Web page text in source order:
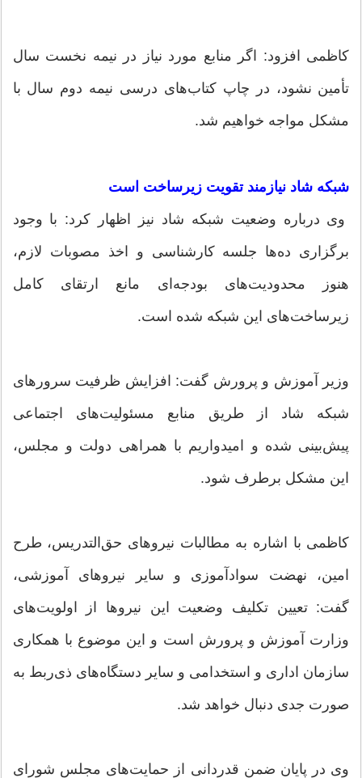
کاظمی افزود: اگر منابع مورد نیاز در نیمه نخست سال
تأمین نشود، در چاپ کتاب‌های درسی نیمه دوم سال با
مشکل مواجه خواهیم شد.
شبکه شاد نیازمند تقویت زیرساخت است
وی درباره وضعیت شبکه شاد نیز اظهار کرد: با وجود
برگزاری ده‌ها جلسه کارشناسی و اخذ مصوبات لازم،
هنوز محدودیت‌های بودجه‌ای مانع ارتقای کامل
زیرساخت‌های این شبکه شده است.
وزیر آموزش و پرورش گفت: افزایش ظرفیت سرورهای
شبکه شاد از طریق منابع مسئولیت‌های اجتماعی
پیش‌بینی شده و امیدواریم با همراهی دولت و مجلس،
این مشکل برطرف شود.
کاظمی با اشاره به مطالبات نیروهای حق‌التدریس، طرح
امین، نهضت سوادآموزی و سایر نیروهای آموزشی،
گفت: تعیین تکلیف وضعیت این نیروها از اولویت‌های
وزارت آموزش و پرورش است و این موضوع با همکاری
سازمان اداری و استخدامی و سایر دستگاه‌های ذی‌ربط به
صورت جدی دنبال خواهد شد.
وی در پایان ضمن قدردانی از حمایت‌های مجلس شورای